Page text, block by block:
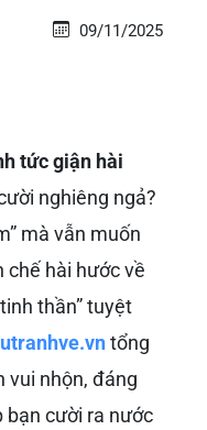
09/11/2025
tức giận hài
nghiêng ngả?
mà vẫn muốn
chế hài hước về
thần” tuyệt
tổng
vui nhộn, đáng
bạn cười ra nước